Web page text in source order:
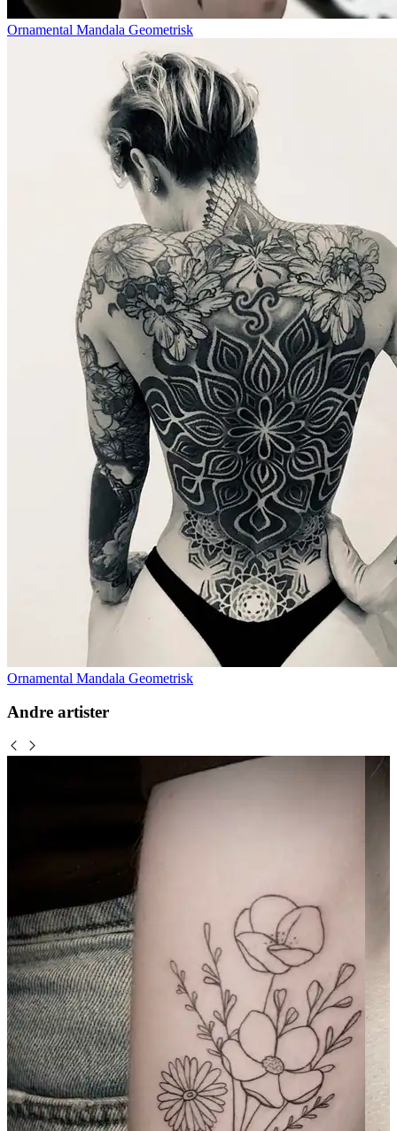
Ornamental Mandala Geometrisk
Ornamental Mandala Geometrisk
Andre artister